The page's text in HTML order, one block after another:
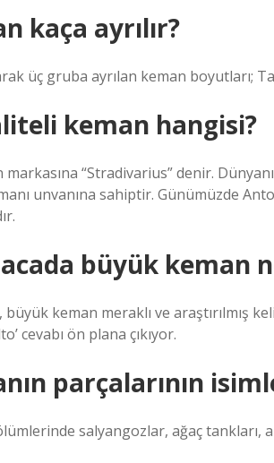
kaça ayrılır?
üç gruba ayrılan keman boyutları;
keman hangisi?
markasına “Stradivarius” denir.
unvanına sahiptir. Günümüzde
büyük keman
büyük keman meraklı ve araştırılmış
cevabı ön plana çıkıyor.
parçalarının
salyangozlar, ağaç